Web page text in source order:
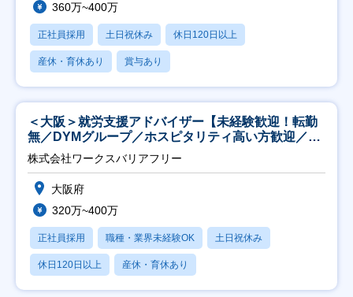
360万~400万
正社員採用 土日祝休み 休日120日以上
産休・育休あり 賞与あり
＜大阪＞就労支援アドバイザー【未経験歓迎！転勤
無／DYMグループ／ホスピタリティ高い方歓迎／土
日祝】
株式会社ワークスバリアフリー
大阪府
320万~400万
正社員採用 職種・業界未経験OK 土日祝休み
休日120日以上 産休・育休あり